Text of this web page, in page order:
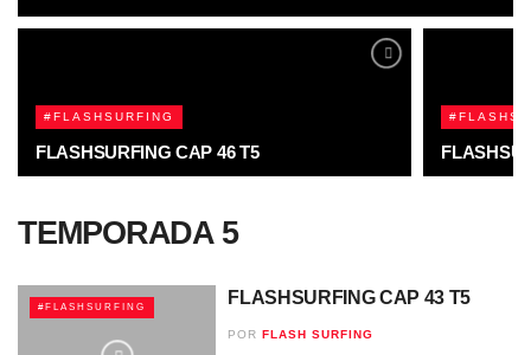
#FLASHSURFING
FLASHSURFING CAP 46 T5
TEMPORADA 5
#FLASHSURFING FLASHSURFING CAP 43 T5
POR FLASH SURFING